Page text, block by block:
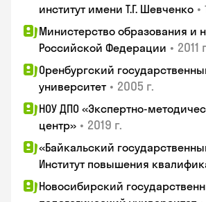
институт имени Т.Г. Шевченко •
Министерство образования и
Российской Федерации • 2011
Оренбургский
университет • 2005 г.
НОУ ДПО «Экспертно-
центр» • 2019 г.
«Байкальский
Институт повышения
Новосибирский